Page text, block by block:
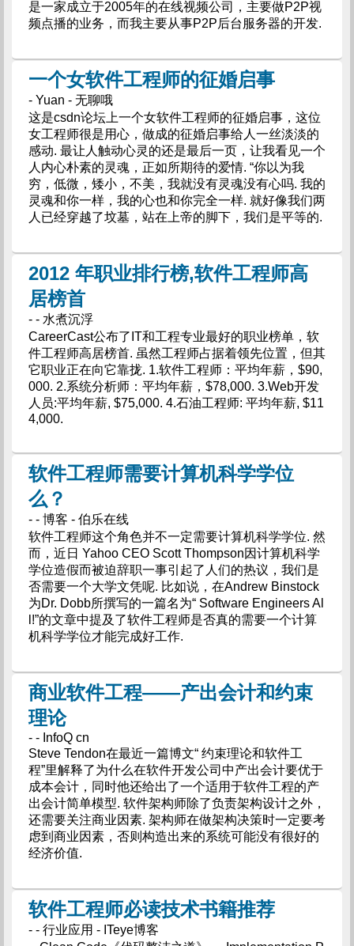
是一家成立于2005年的在线视频公司，主要做P2P视
频点播的业务，而我主要从事P2P后台服务器的开发.
一个女软件工程师的征婚启事
- Yuan - 无聊哦
这是csdn论坛上一个女软件工程师的征婚启事，这位
女工程师很是用心，做成的征婚启事给人一丝淡淡的
感动. 最让人触动心灵的还是最后一页，让我看见一个
人内心朴素的灵魂，正如所期待的爱情. “你以为我
穷，低微，矮小，不美，我就没有灵魂没有心吗. 我的
灵魂和你一样，我的心也和你完全一样. 就好像我们两
人已经穿越了坟墓，站在上帝的脚下，我们是平等的.
2012 年职业排行榜,软件工程师高
居榜首
- - 水煮沉浮
CareerCast公布了IT和工程专业最好的职业榜单，软
件工程师高居榜首. 虽然工程师占据着领先位置，但其
它职业正在向它靠拢. 1.软件工程师：平均年薪，$90,
000. 2.系统分析师：平均年薪，$78,000. 3.Web开发
人员:平均年薪, $75,000. 4.石油工程师: 平均年薪, $11
4,000.
软件工程师需要计算机科学学位
么？
- - 博客 - 伯乐在线
软件工程师这个角色并不一定需要计算机科学学位. 然
而，近日 Yahoo CEO Scott Thompson因计算机科学
学位造假而被迫辞职一事引起了人们的热议，我们是
否需要一个大学文凭呢. 比如说，在Andrew Binstock
为Dr. Dobb所撰写的一篇名为“ Software Engineers Al
l!”的文章中提及了软件工程师是否真的需要一个计算
机科学学位才能完成好工作.
商业软件工程——产出会计和约束
理论
- - InfoQ cn
Steve Tendon在最近一篇博文“ 约束理论和软件工
程”里解释了为什么在软件开发公司中产出会计要优于
成本会计，同时他还给出了一个适用于软件工程的产
出会计简单模型. 软件架构师除了负责架构设计之外，
还需要关注商业因素. 架构师在做架构决策时一定要考
虑到商业因素，否则构造出来的系统可能没有很好的
经济价值.
软件工程师必读技术书籍推荐
- - 行业应用 - ITeye博客